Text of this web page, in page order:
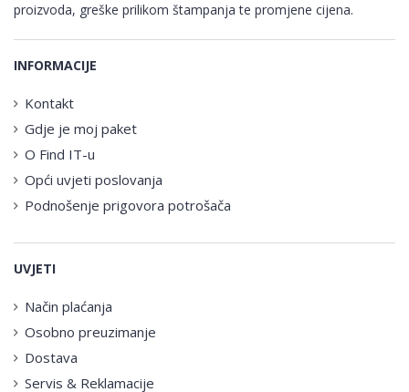
proizvoda, greške prilikom štampanja te promjene cijena.
INFORMACIJE
Kontakt
Gdje je moj paket
O Find IT-u
Opći uvjeti poslovanja
Podnošenje prigovora potrošača
UVJETI
Način plaćanja
Osobno preuzimanje
Dostava
Servis & Reklamacije